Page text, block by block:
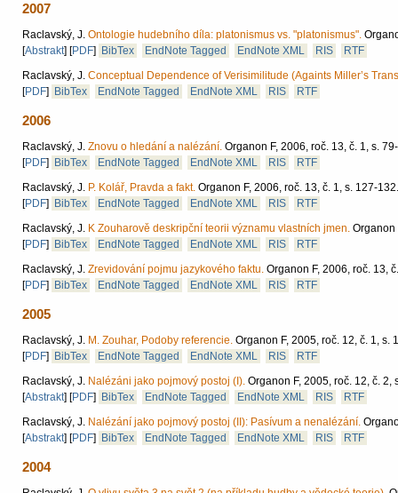
2007
Raclavský, J. Ontologie hudebního díla: platonismus vs. "platonismus".
[Abstrakt] [PDF] BibTex EndNote Tagged EndNote XML RIS
RTF
Raclavský, J. Conceptual Dependence of Verisimilitude (Againts Miller’s
[PDF] BibTex EndNote Tagged EndNote XML RIS RTF
2006
Raclavský, J. Znovu o hledání a nalézání. Organon F, 2006, roč. 13, č. 1, s.
[PDF] BibTex EndNote Tagged EndNote XML RIS
RTF
Raclavský, J. P. Kolář, Pravda a fakt. Organon F, 2006, roč. 13, č. 1, s. 127-132.
[PDF] BibTex EndNote Tagged EndNote XML RIS
RTF
Raclavský, J. K Zouharově deskripční teorii významu vlastních jmen. Organon
[PDF] BibTex EndNote Tagged EndNote XML RIS
RTF
Raclavský, J. Zrevidování pojmu jazykového faktu. Organon F, 2006, roč. 13,
[PDF] BibTex EndNote Tagged EndNote XML RIS RTF
2005
Raclavský, J. M. Zouhar, Podoby referencie. Organon F, 2005, roč. 12, č. 1, s.
[PDF] BibTex EndNote Tagged EndNote XML RIS
RTF
Raclavský, J. Nalézáni jako pojmový postoj (I). Organon F, 2005, roč. 12, č. 2,
[Abstrakt] [PDF] BibTex EndNote Tagged EndNote XML RIS
RTF
Raclavský, J. Nalézání jako pojmový postoj (II): Pasívum a nenalézání.
[Abstrakt] [PDF] BibTex EndNote Tagged EndNote XML RIS RTF
2004